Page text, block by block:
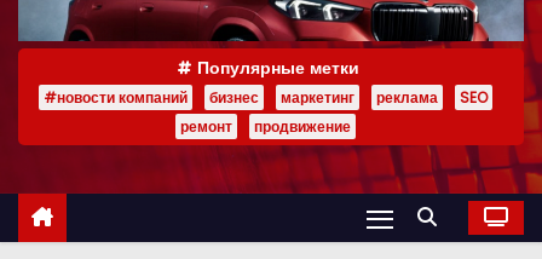
р
Популярные метки
#новости компаний бизнес маркетинг реклама
SEO
ремонт
продвижение